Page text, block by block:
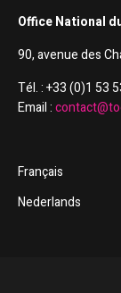
Office National
90, avenue des
Tél. : +33 (0)1 53
Email :
Français
Nederlands